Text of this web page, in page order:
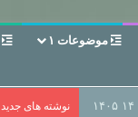
موضوعات ۱
نوشته های جدید